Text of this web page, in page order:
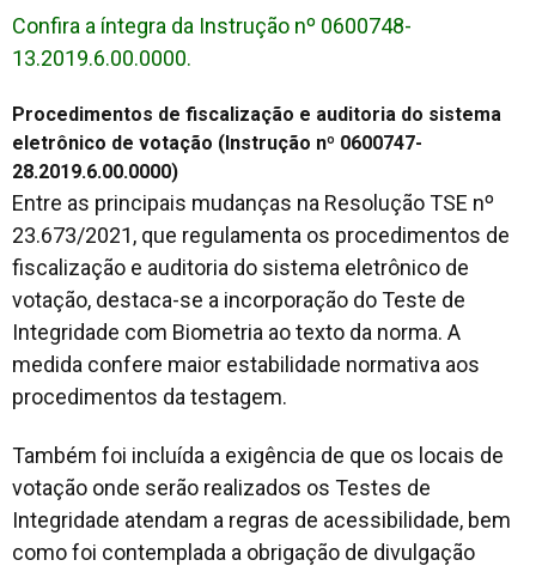
Confira a íntegra da Instrução nº 0600748-
13.2019.6.00.0000.
Procedimentos de fiscalização e auditoria do sistema
eletrônico de votação (Instrução nº 0600747-
28.2019.6.00.0000)
Entre as principais mudanças na Resolução TSE nº
23.673/2021, que regulamenta os procedimentos de
fiscalização e auditoria do sistema eletrônico de
votação, destaca-se a incorporação do Teste de
Integridade com Biometria ao texto da norma. A
medida confere maior estabilidade normativa aos
procedimentos da testagem.
Também foi incluída a exigência de que os locais de
votação onde serão realizados os Testes de
Integridade atendam a regras de acessibilidade, bem
como foi contemplada a obrigação de divulgação